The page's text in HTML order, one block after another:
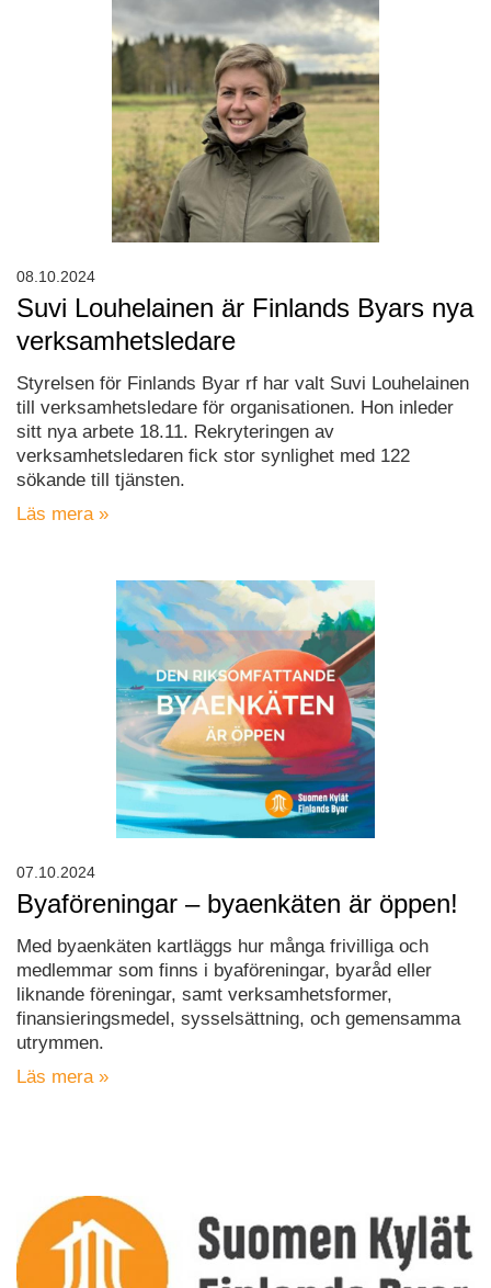
Suvi Louhelainen är Finlands Byars nya
verksamhetsledare
Styrelsen för Finlands Byar rf har valt Suvi Louhelainen
till verksamhetsledare för organisationen. Hon inleder
sitt nya arbete 18.11. Rekryteringen av
verksamhetsledaren fick stor synlighet med 122
sökande till tjänsten.
Läs mera »
08.10.2024
Byaföreningar – byaenkäten är öppen!
Med byaenkäten kartläggs hur många frivilliga och
medlemmar som finns i byaföreningar, byaråd eller
liknande föreningar, samt verksamhetsformer,
finansieringsmedel, sysselsättning, och gemensamma
utrymmen.
Läs mera »
07.10.2024